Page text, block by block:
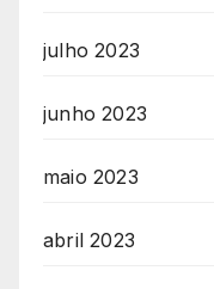
julho 2023
junho 2023
maio 2023
abril 2023